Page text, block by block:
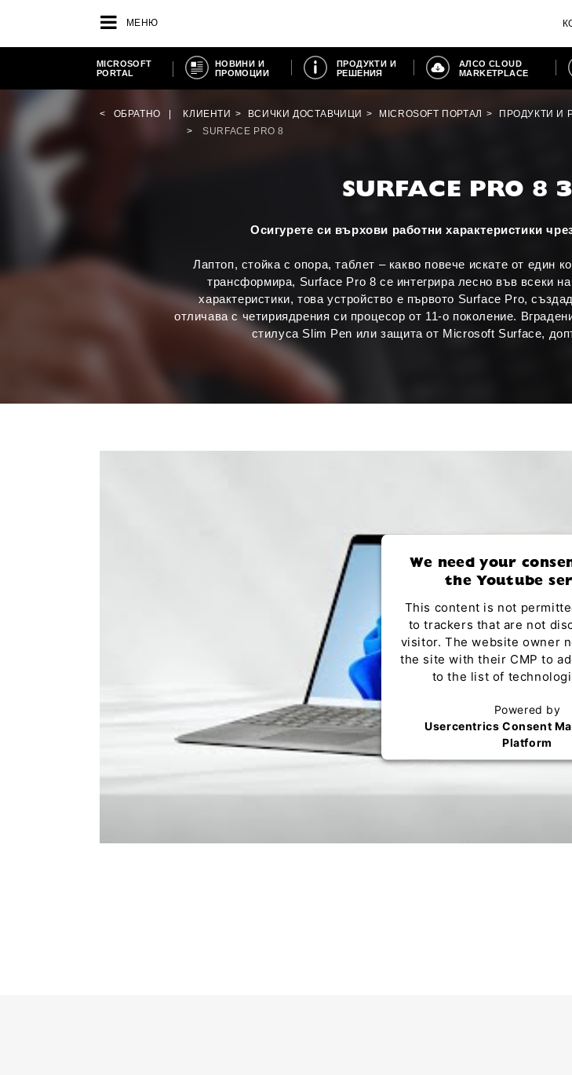
МЕНЮ
MICROSOFT
PORTAL
НОВИНИ И
ПРОМОЦИИ
ПРОДУКТИ И
РЕШЕНИЯ
АЛСО CLOUD
MARKETPLACE
ОБРАТНО КЛИЕНТИ ВСИЧКИ ДОСТАВЧИЦИ MICROSOFT ПОРТАЛ ПРОДУКТИ И
SURFACE PRO 8
SURFACE PRO
Осигурете си върхови работни характеристики
Лаптоп, стойка с опора, таблет – какво повече искате от един
трансформира, Surface Pro 8 се интегрира лесно във всеки
характеристики, това устройство е първото Surface Pro,
отличава с четириядрения си процесор от 11-о поколение.
стилуса Slim Pen или защита от Microsoft Surface,
We need your
the Youtube
This content is not
to trackers that are not
visitor. The website owner
the site with their CMP to
to the list of
Powered by
Usercentrics Consent
Platform